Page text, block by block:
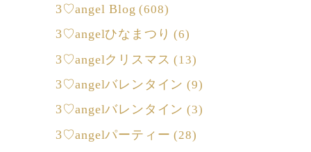
3♡angel Blog (608)
3♡angelひなまつり (6)
3♡angelクリスマス (13)
3♡angelバレンタイン (9)
3♡angelバレンタイン (3)
3♡angelパーティー (28)